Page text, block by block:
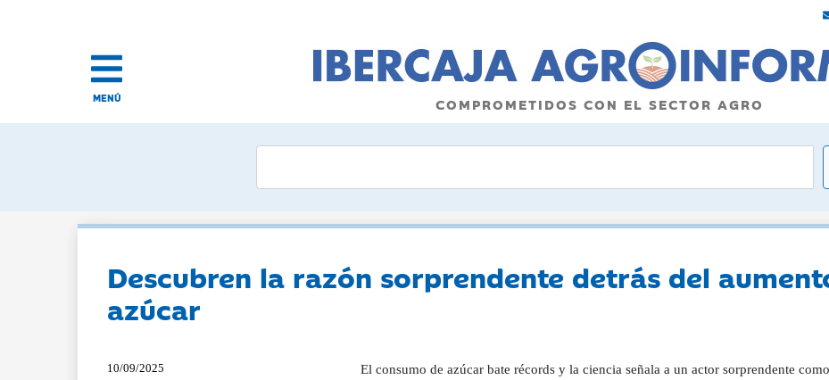
MENÚ COMPROMETIDOS CON EL SECTOR AGRO
Descubren la razón sorprendente detrás del
azúcar
10/09/2025
El consumo de azúcar bate récords y la ciencia señala a un actor sorprendente